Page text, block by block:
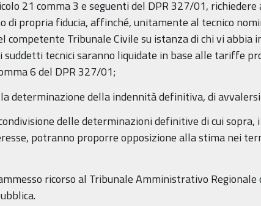
21 comma 3 e seguenti del DPR 327/01,
di propria fiducia, affinché, unitamente al tecnico
competente Tribunale Civile su istanza di chi vi
suddetti tecnici saranno liquidate in base alle tariffe
6 del DPR 327/01;
determinazione della indennità definitiva, di
delle determinazioni definitive di cui
potranno proporre opposizione alla stima nei
ricorso al Tribunale Amministrativo